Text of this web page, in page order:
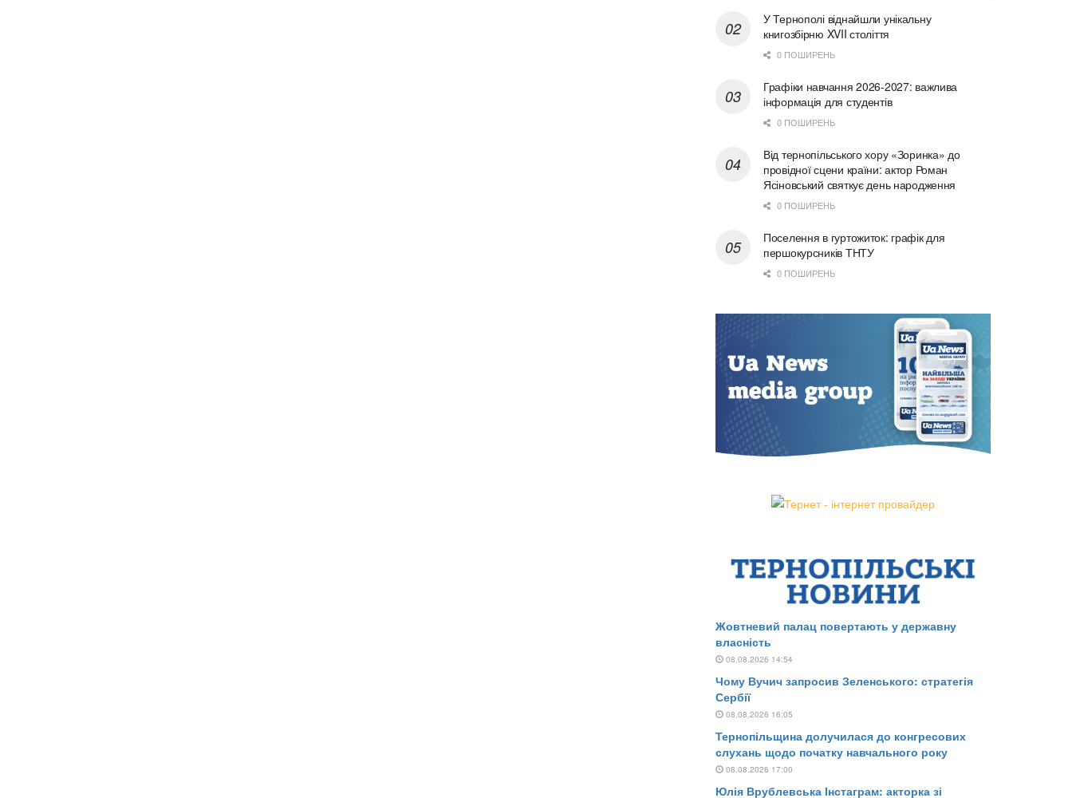
У Тернополі віднайшли унікальну
книгозбірню XVII століття
0 ПОШИРЕНЬ
Графіки навчання 2026-2027: важлива
інформація для студентів
0 ПОШИРЕНЬ
Від тернопільського хору «Зоринка» до
провідної сцени країни: актор Роман
Ясіновський святкує день народження
0 ПОШИРЕНЬ
Поселення в гуртожиток: графік для
першокурсників ТНТУ
0 ПОШИРЕНЬ